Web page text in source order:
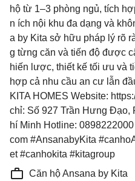
hộ từ 1–3 phòng ngủ, tích
n ích nội khu đa dạng và
a by Kita sở hữu pháp lý rõ
g từng căn và tiến độ được
hiến lược, thiết kế tối ưu và
hợp cả nhu cầu an cư lẫn
KITA HOMES Website:
chỉ: Số 927 Trần Hưng Đạo,
hí Minh Hotline:
com #AnsanabyKita
et #canhokita #kitagroup
Căn hộ Ansana by Kita